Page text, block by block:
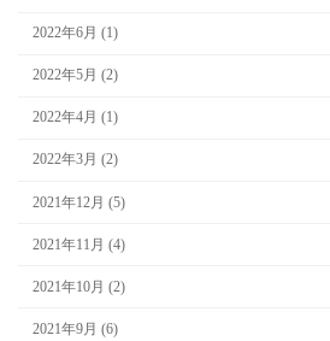
2022年6月 (1)
2022年5月 (2)
2022年4月 (1)
2022年3月 (2)
2021年12月 (5)
2021年11月 (4)
2021年10月 (2)
2021年9月 (6)